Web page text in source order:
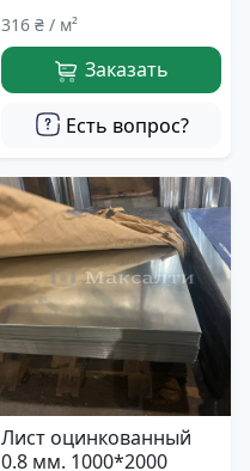
316 ₴ / м²
Заказать
Есть вопрос?
Лист оцинкованный
0.8 мм. 1000*2000